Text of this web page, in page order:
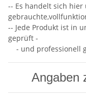
-- Es handelt sich hier
-- Jede Produkt ist in
geprüft -
- und professionell
Angaben